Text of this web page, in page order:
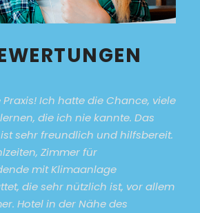
Praxis! Ich hatte die Chance, viele
die ich nie kannte. Das
sehr freundlich und hilfsbereit.
Zimmer für
mit Klimaanlage
die sehr nützlich ist, vor allem
Hotel in der Nähe des